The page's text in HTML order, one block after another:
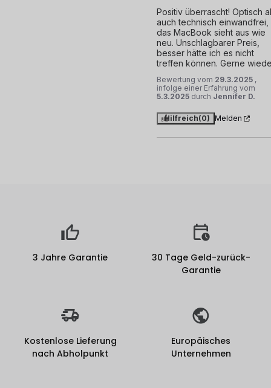
Positiv überrascht! Optisch
auch technisch einwandfrei,
das MacBook sieht aus wie
neu. Unschlagbarer Preis,
besser hätte ich es nicht
treffen können. Gerne
Bewertung vom 29.3.2025 ,
infolge einer Erfahrung vom
5.3.2025 durch Jennifer D.
Hilfreich(0) Melden
3 Jahre Garantie
30 Tage Geld-zurück-
Garantie
Kostenlose Lieferung
nach Abholpunkt
Europäisches
Unternehmen